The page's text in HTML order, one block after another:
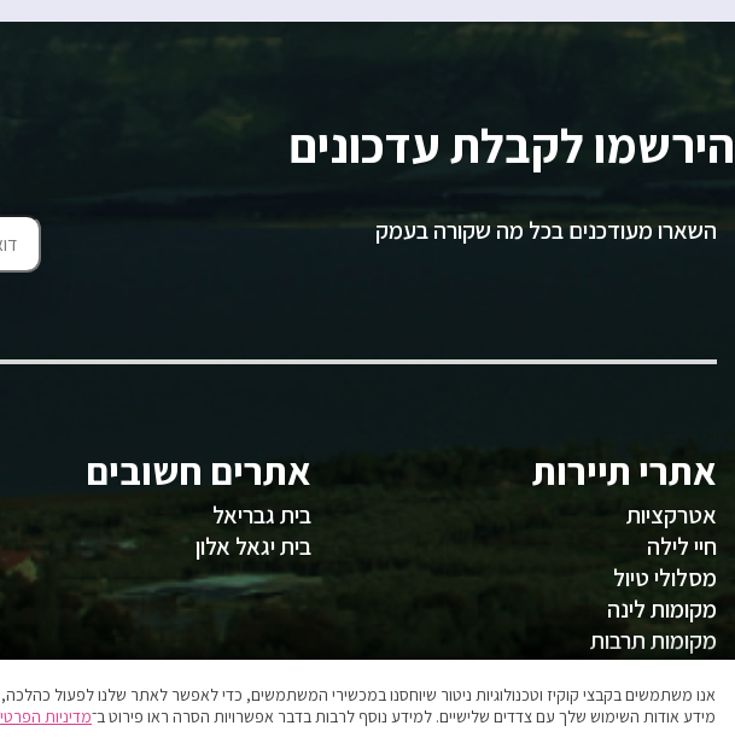
הירשמו לקבלת עדכונים
השארו מעודכנים בכל מה שקורה בעמק
אתרי תיירות
אטרקציות
חיי לילה
מסלולי טיול
מקומות לינה
מקומות תרבות
אתרים חשובים
בית גבריאל
בית יגאל אלון
אנו משתמשים בקבצי קוקיז וטכנולוגיות ניטור שיוחסנו במכשירי המשתמשים, כדי לאפשר לאתר שלנו לפעול
מידע אודות השימוש שלך עם צדדים שלישיים. למידע נוסף לרבות בדבר אפשרויות הסרה ראו פירוט ב־מדיניות